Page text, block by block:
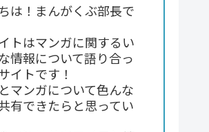
は！まんがくぶ部長で
トはマンガに関するい
情報について語り合っ
イトです！
マンガについて色んな
有できたらと思ってい